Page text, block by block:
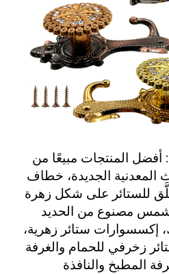
المنتجات مبيعًا من
المعدنية الجديدة، خطاف
للستائر على شكل زهرة
مصنوع من الحديد
إكسسوارات ستائر زهرية،
زخرفي للحمام والغرفة
المطبخ والنافذة